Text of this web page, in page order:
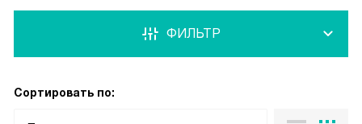
ФИЛЬТР
Сортировать по: